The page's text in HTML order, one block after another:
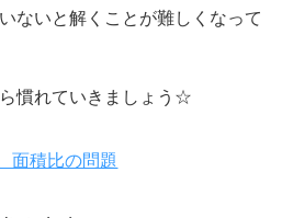
ないと解くことが難しくなって
慣れていきましょう☆
面積比の問題